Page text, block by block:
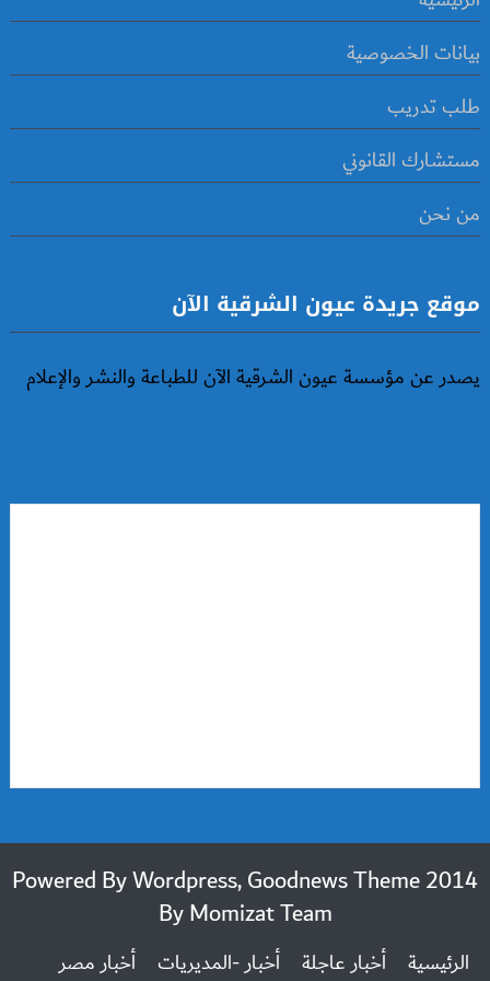
بيانات الخصوصية
طلب تدريب
مستشارك القانوني
من نحن
موقع جريدة عيون الشرقية الآن
يصدر عن مؤسسة عيون الشرقية الآن للطباعة والنشر والإعلام
2014 Powered By Wordpress, Goodnews Theme
ByMomizat Team
الرئيسية أخبار عاجلة أخبار -المديريات
أخبار مصر